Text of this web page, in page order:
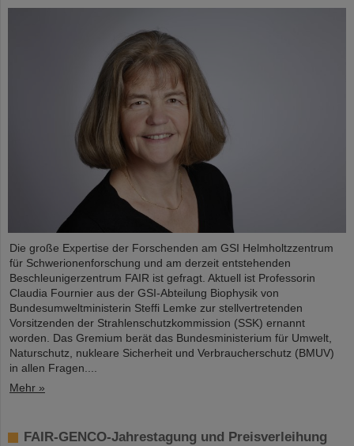
Die große Expertise der Forschenden am GSI Helmholtzzentrum
für Schwerionenforschung und am derzeit entstehenden
Beschleunigerzentrum FAIR ist gefragt. Aktuell ist Professorin
Claudia Fournier aus der GSI-Abteilung Biophysik von
Bundesumweltministerin Steffi Lemke zur stellvertretenden
Vorsitzenden der Strahlenschutzkommission (SSK) ernannt
worden. Das Gremium berät das Bundesministerium für Umwelt,
Naturschutz, nukleare Sicherheit und Verbraucherschutz (BMUV)
in allen Fragen....
Mehr »
FAIR-GENCO-Jahrestagung und Preisverleihung